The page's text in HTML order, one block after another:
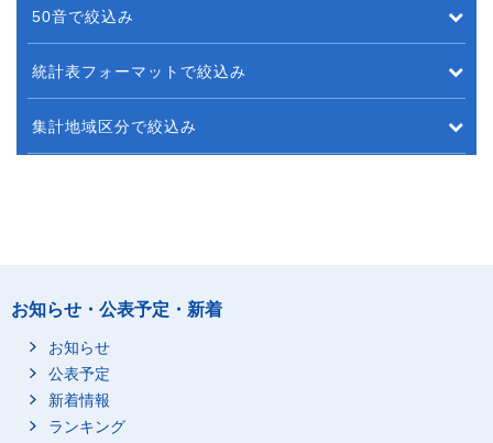
50音で絞込み
統計表フォーマットで絞込み
集計地域区分で絞込み
お知らせ・公表予定・新着
お知らせ
公表予定
新着情報
ランキング